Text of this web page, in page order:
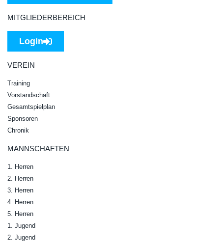
MITGLIEDERBEREICH
Login
VEREIN
Training
Vorstandschaft
Gesamtspielplan
Sponsoren
Chronik
MANNSCHAFTEN
1. Herren
2. Herren
3. Herren
4. Herren
5. Herren
1. Jugend
2. Jugend